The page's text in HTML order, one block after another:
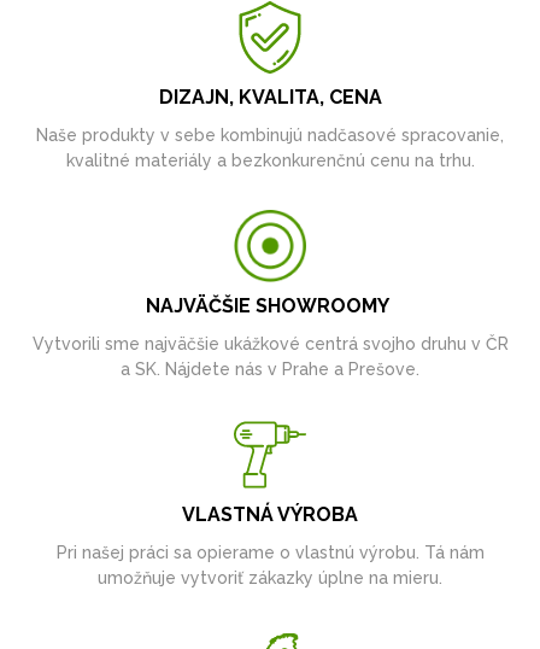
DIZAJN, KVALITA, CENA
Naše produkty v sebe kombinujú nadčasové spracovanie,
kvalitné materiály a bezkonkurenčnú cenu na trhu.
NAJVÄČŠIE SHOWROOMY
Vytvorili sme najväčšie ukážkové centrá svojho druhu v ČR
a SK. Nájdete nás v Prahe a Prešove.
VLASTNÁ VÝROBA
Pri našej práci sa opierame o vlastnú výrobu. Tá nám
umožňuje vytvoriť zákazky úplne na mieru.